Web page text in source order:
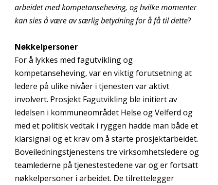
arbeidet med kompetanseheving, og hvilke momenter
kan sies å være av særlig betydning for å få til dette?
Nøkkelpersoner
For å lykkes med fagutvikling og
kompetanseheving, var en viktig forutsetning at
ledere på ulike nivåer i tjenesten var aktivt
involvert. Prosjekt Fagutvikling ble initiert av
ledelsen i kommuneområdet Helse og Velferd og
med et politisk vedtak i ryggen hadde man både et
klarsignal og et krav om å starte prosjektarbeidet.
Boveiledningstjenestens tre virksomhetsledere og
teamlederne på tjenestestedene var og er fortsatt
nøkkelpersoner i arbeidet. De tilrettelegger